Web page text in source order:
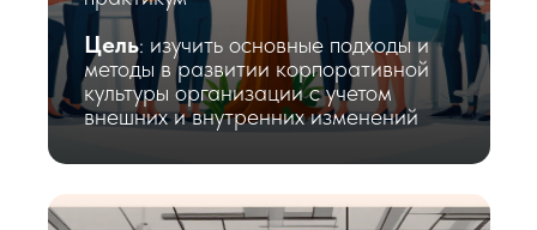
Цель: изучить основные подходы и
методы в развитии корпоративной
культуры организации с учетом
внешних и внутренних изменений